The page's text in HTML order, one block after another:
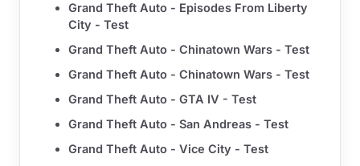
Grand Theft Auto - Episodes From Liberty
City - Test
Grand Theft Auto - Chinatown Wars - Test
Grand Theft Auto - Chinatown Wars - Test
Grand Theft Auto - GTA IV - Test
Grand Theft Auto - San Andreas - Test
Grand Theft Auto - Vice City - Test